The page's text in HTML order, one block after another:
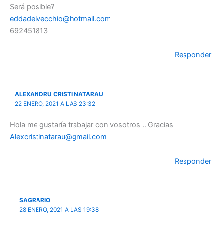
Será posible?
eddadelvecchio@hotmail.com
692451813
Responder
ALEXANDRU CRISTI NATARAU
22 ENERO, 2021 A LAS 23:32
Hola me gustaría trabajar con vosotros …Gracias
Alexcristinatarau@gmail.com
Responder
SAGRARIO
28 ENERO, 2021 A LAS 19:38